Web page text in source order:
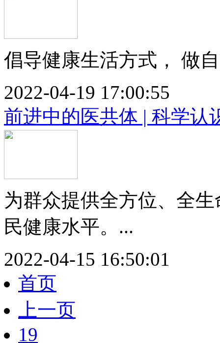
倡导健康生活方式， 做
2022-04-19 17:00:55
前进中的医共体 | 科学认
为群众提供全方位、全
民健康水平。...
2022-04-15 16:50:01
首页
上一页
19